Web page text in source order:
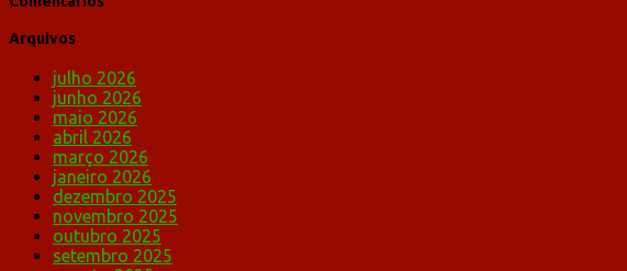
Arquivos
julho 2026
junho 2026
maio 2026
abril 2026
março 2026
janeiro 2026
dezembro 2025
novembro 2025
outubro 2025
setembro 2025